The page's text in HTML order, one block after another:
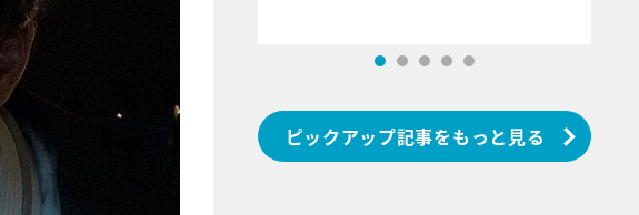
ピックアップ記事をもっと見る